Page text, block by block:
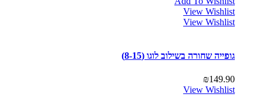
View Wishlist
View Wishlist
גופייה שחורה בשילוב לוגו (8-15)
₪149.90
View Wishlist